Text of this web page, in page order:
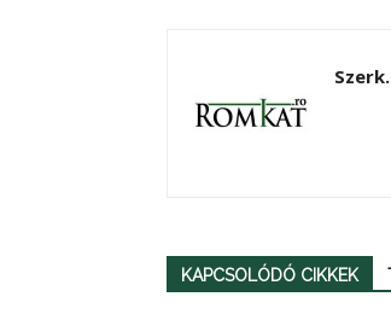
Szerk.
KAPCSOLÓDÓ CIKKEK